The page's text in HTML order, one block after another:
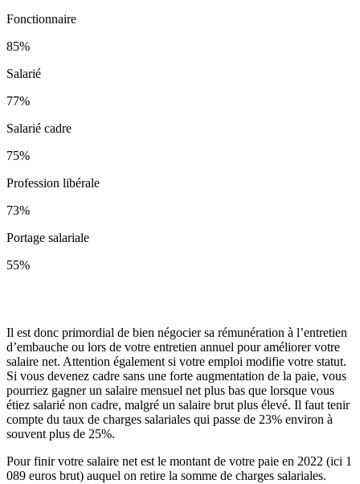
Fonctionnaire
85%
Salarié
77%
Salarié cadre
75%
Profession libérale
73%
Portage salariale
55%
Il est donc primordial de bien négocier sa rémunération à l’entretien
d’embauche ou lors de votre entretien annuel pour améliorer votre
salaire net. Attention également si votre emploi modifie votre statut.
Si vous devenez cadre sans une forte augmentation de la paie, vous
pourriez gagner un salaire mensuel net plus bas que lorsque vous
étiez salarié non cadre, malgré un salaire brut plus élevé. Il faut tenir
compte du taux de charges salariales qui passe de 23% environ à
souvent plus de 25%.
Pour finir votre salaire net est le montant de votre paie en 2022 (ici 1
089 euros brut) auquel on retire la somme de charges salariales.